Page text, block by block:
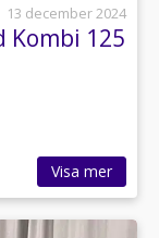
13 december 2024
Kombi 125
Visa mer